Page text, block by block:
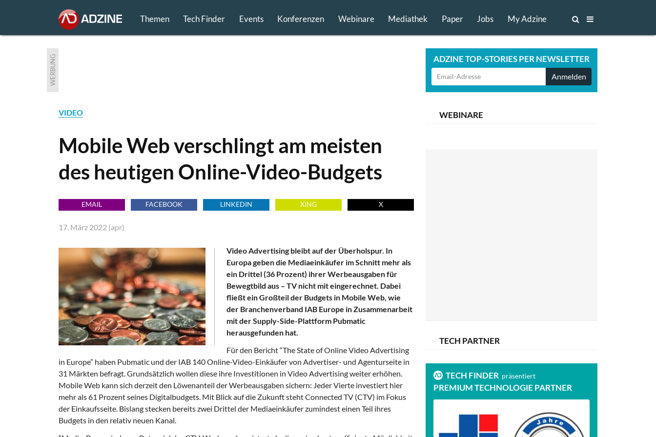
Themen Tech Finder Events Konferenzen Webinare Mediathek Paper Jobs My Adzine
WERBUNG ADZINE TOP-STORIES PER NEWSLETTER
Anmelden
VIDEO
Mobile Web verschlingt am meisten
des heutigen Online-Video-Budgets
EMAIL FACEBOOK LINKEDIN XING X
17. März 2022 (apr)
Video Advertising bleibt auf der Überholspur. In
Europa geben die Mediaeinkäufer im Schnitt mehr als
ein Drittel (36 Prozent) ihrer Werbeausgaben für
Bewegtbild aus – TV nicht mit eingerechnet. Dabei
fließt ein Großteil der Budgets in Mobile Web, wie
der Branchenverband IAB Europe in Zusammenarbeit
mit der Supply-Side-Plattform Pubmatic
herausgefunden hat.
Für den Bericht “The State of Online Video Advertising
in Europe” haben Pubmatic und der IAB 140 Online-Video-Einkäufer von Advertiser- und Agenturseite in
31 Märkten befragt. Grundsätzlich wollen diese ihre Investitionen in Video Advertising weiter erhöhen.
Mobile Web kann sich derzeit den Löwenanteil der Werbeausgaben sichern: Jeder Vierte investiert hier
mehr als 61 Prozent seines Digitalbudgets. Mit Blick auf die Zukunft steht Connected TV (CTV) im Fokus
der Einkaufsseite. Bislang stecken bereits zwei Drittel der Mediaeinkäufer zumindest einen Teil ihres
Budgets in den relativ neuen Kanal.
WEBINARE
TECH PARTNER
TECH FINDER präsentiert
PREMIUM TECHNOLOGIE PARTNER